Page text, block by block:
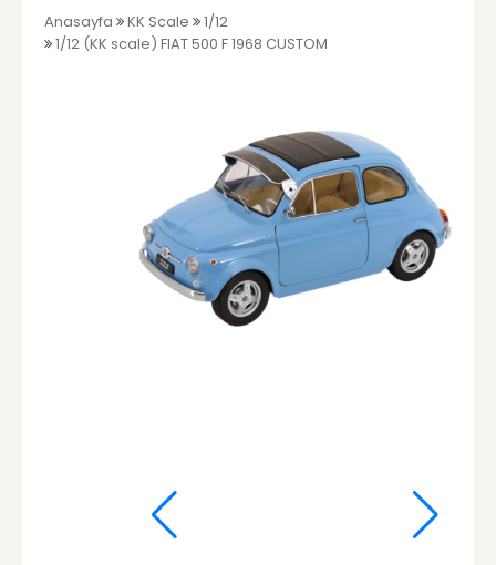
Anasayfa KK Scale
1/12
1/12 (KK scale) FIAT 500 F 1968 CUSTOM